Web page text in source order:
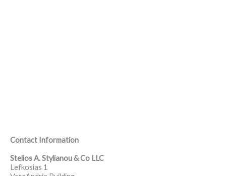
Contact Information
Stelios A. Stylianou & Co LLC
Lefkosias 1